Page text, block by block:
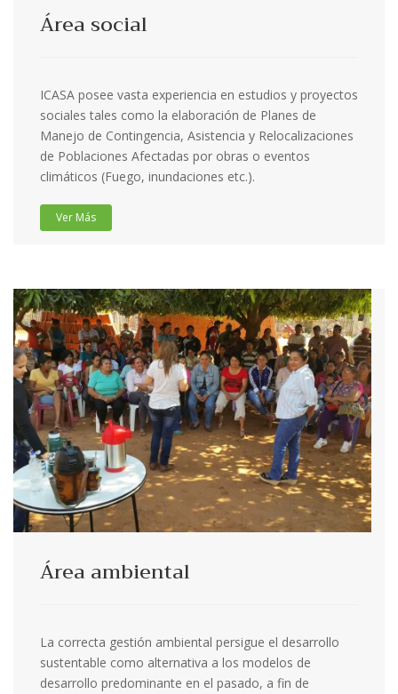
Área social
ICASA posee vasta experiencia en estudios y proyectos
sociales tales como la elaboración de Planes de
Manejo de Contingencia, Asistencia y Relocalizaciones
de Poblaciones Afectadas por obras o eventos
climáticos (Fuego, inundaciones etc.).
Ver Más
Área ambiental
La correcta gestión ambiental persigue el desarrollo
sustentable como alternativa a los modelos de
desarrollo predominante en el pasado, a fin de